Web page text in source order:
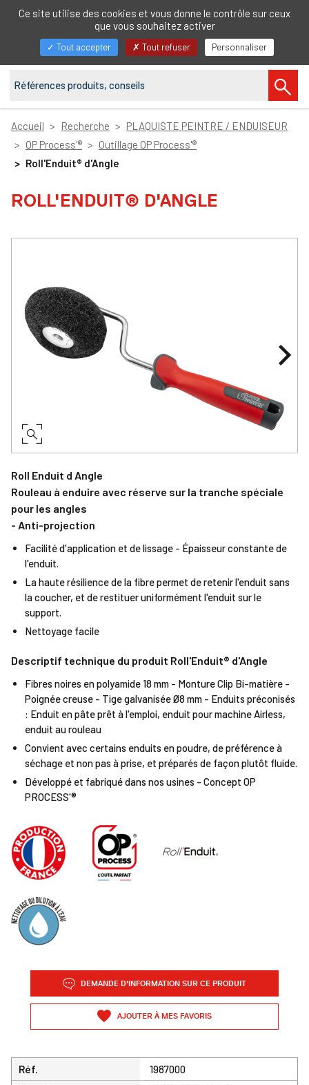
FR
Afficher/masquer
Accueil Recherche
PLAQUISTE PEINTRE / ENDUISEUR
OP Process'®
Outillage OP Process'®
Roll'Enduit® d'Angle
ROLL'ENDUIT® D'ANGLE
Roll Enduit d Angle
Rouleau à enduire avec réserve sur la tranche spéciale
pour les angles
- Anti-projection
Facilité d'application et de lissage - Épaisseur constante de
l'enduit.
La haute résilience de la fibre permet de retenir l'enduit sans
la coucher, et de restituer uniformément l'enduit sur le
support.
Nettoyage facile
Descriptif technique du produit Roll'Enduit® d'Angle
Fibres noires en polyamide 18 mm - Monture Clip Bi-matière -
Poignée creuse - Tige galvanisée Ø8 mm - Enduits préconisés
: Enduit en pâte prêt à l'emploi, enduit pour machine Airless,
enduit au rouleau
Convient avec certains enduits en poudre, de préférence à
séchage et non pas à prise, et préparés de façon plutôt fluide.
Développé et fabriqué dans nos usines - Concept OP
PROCESS'®
DEMANDE D'INFORMATION SUR CE PRODUIT
AJOUTER À MES FAVORIS
Réf.
1987000
Ce site utilise des cookies et vous donne le contrôle sur ceux
que vous souhaitez activer
Tout accepter Tout refuser Personnaliser